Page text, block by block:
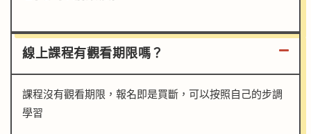
線上課程有觀看期限嗎？
課程沒有觀看期限，報名即是買斷，可以按照自己的步調
學習